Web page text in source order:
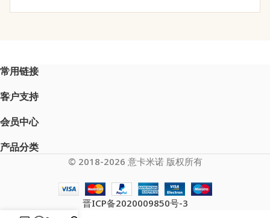
常用链接
客户支持
会员中心
产品分类
© 2018-2026 意卡米诺 版权所有
晋ICP备2020009850号-3